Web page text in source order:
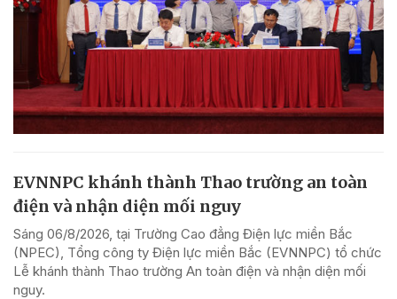
EVNNPC khánh thành Thao trường an toàn
điện và nhận diện mối nguy
Sáng 06/8/2026, tại Trường Cao đẳng Điện lực miền Bắc
(NPEC), Tổng công ty Điện lực miền Bắc (EVNNPC) tổ chức
Lễ khánh thành Thao trường An toàn điện và nhận diện mối
nguy.